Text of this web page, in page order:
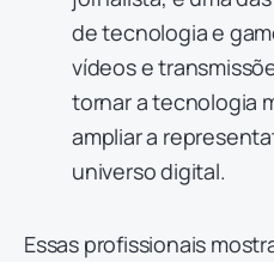
de tecnologia e
vídeos e
tornar a tecnologia
ampliar a
universo digital.
Essas profissionais